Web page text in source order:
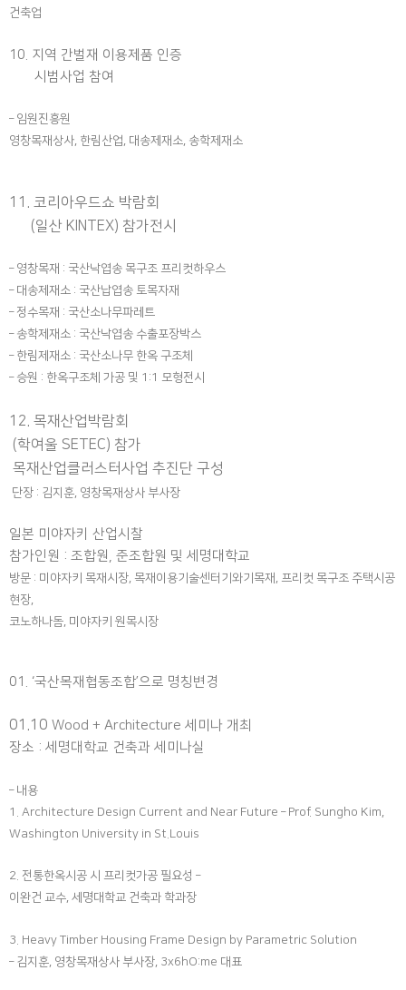
건축업
10. 지역 간벌재 이용제품 인증
시범사업 참여
– 임원진흥원
영창목재상사, 한림산업, 대송제재소, 송학제재소
11. 코리아우드쇼 박람회
(일산 KINTEX) 참가전시
– 영창목재 : 국산낙엽송 목구조 프리컷하우스
– 대송제재소 : 국산납엽송 토목자재
– 정수목재 : 국산소나무파레트
– 송학제재소 : 국산낙엽송 수출포장박스
– 한림제재소 : 국산소나무 한옥 구조체
– 승원 : 한옥구조체 가공 및 1:1 모형전시
12. 목재산업박람회
(학여울 SETEC) 참가
목재산업클러스터사업 추진단 구성
단장 : 김지훈, 영창목재상사 부사장
일본 미야자키 산업시찰
참가인원 : 조합원, 준조합원 및 세명대학교
방문 : 미야자키 목재시장, 목재이용기술센터 기와기목재, 프리컷 목구조 주택시공
현장,
코노하나돔, 미야자키 원목시장
01. ‘국산목재협동조합’으로 명칭변경
01.10 Wood + Architecture 세미나 개최
장소 : 세명대학교 건축과 세미나실
– 내용
1. Architecture Design Current and Near Future – Prof. Sungho Kim,
Washington University in St.Louis
2. 전통한옥시공 시 프리컷가공 필요성 –
이완건 교수, 세명대학교 건축과 학과장
3. Heavy Timber Housing Frame Design by Parametric Solution
– 김지훈 영창목재상사 부사장 , 3x6hO:me 대표